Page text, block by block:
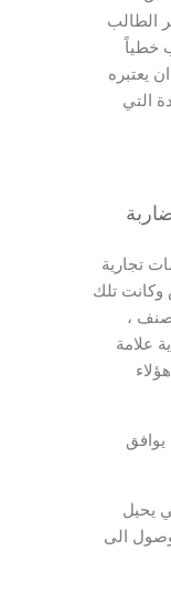
الطالب
خطياً
يعتبره
التي
تجارية
وكانت تلك
،
علامة
يوافق
يحيل
الى